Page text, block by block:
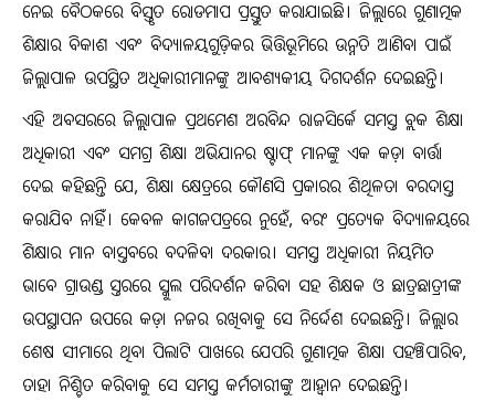
ନେଇ ବୈଠକରେ ବିସ୍ତୃତ ରୋଡମାପ ପ୍ରସ୍ତୁତ କରାଯାଇଛି। ଜିଲ୍ଲାରେ ଗୁଣାତ୍ମକ
ଶିକ୍ଷାର ବିକାଶ ଏବଂ ବିଦ୍ୟାଳୟଗୁଡ଼ିକର ଭିତ୍ତିଭୂମିରେ ଉନ୍ନତି ଆଣିବା ପାଇଁ
ଜିଲ୍ଲାପାଳ ଉପସ୍ଥିତ ଅଧିକାରୀମାନଙ୍କୁ ଆବଶ୍ୟକୀୟ ଦିଗଦର୍ଶନ ଦେଇଛନ୍ତି।
ଏହି ଅବସରରେ ଜିଲ୍ଲାପାଳ ପ୍ରଥମେଶ ଅରବିନ୍ଦ ରାଜସିର୍କେ ସମସ୍ତ ବ୍ଲକ ଶିକ୍ଷା
ଅଧିକାରୀ ଏବଂ ସମଗ୍ର ଶିକ୍ଷା ଅଭିଯାନର ଷ୍ଟାଫ୍ ମାନଙ୍କୁ ଏକ କଡ଼ା ବାର୍ତ୍ତା
ଦେଇ କହିଛନ୍ତି ଯେ, ଶିକ୍ଷା କ୍ଷେତ୍ରରେ କୌଣସି ପ୍ରକାରର ଶିଥିଳତା ବରଦାସ୍ତ
କରାଯିବ ନାହିଁ। କେବଳ କାଗଜପତ୍ରରେ ନୁହେଁ, ବରଂ ପ୍ରତ୍ୟେକ ବିଦ୍ୟାଳୟରେ
ଶିକ୍ଷାର ମାନ ବାସ୍ତବରେ ବଦଳିବା ଦରକାର। ସମସ୍ତ ଅଧିକାରୀ ନିୟମିତ
ଭାବେ ଗ୍ରାଉଣ୍ଡ ସ୍ତରରେ ସ୍କୁଲ ପରିଦର୍ଶନ କରିବା ସହ ଶିକ୍ଷକ ଓ ଛାତ୍ରଛାତ୍ରୀଙ୍କ
ଉପସ୍ଥାପନ ଉପରେ କଡ଼ା ନଜର ରଖିବାକୁ ସେ ନିର୍ଦ୍ଦେଶ ଦେଇଛନ୍ତି। ଜିଲ୍ଲାର
ଶେଷ ସୀମାରେ ଥିବା ପିଲାଟି ପାଖରେ ଯେପରି ଗୁଣାତ୍ମକ ଶିକ୍ଷା ପହଞ୍ଚିପାରିବ,
ତାହା ନିଶ୍ଚିତ କରିବାକୁ ସେ ସମସ୍ତ କର୍ମଚାରୀଙ୍କୁ ଆହ୍ୱାନ ଦେଇଛନ୍ତି।